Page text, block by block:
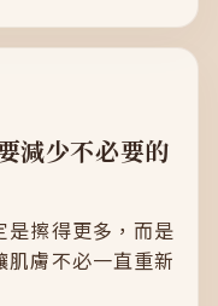
減少不必要的
是擦得更多，而是
肌膚不必一直重新